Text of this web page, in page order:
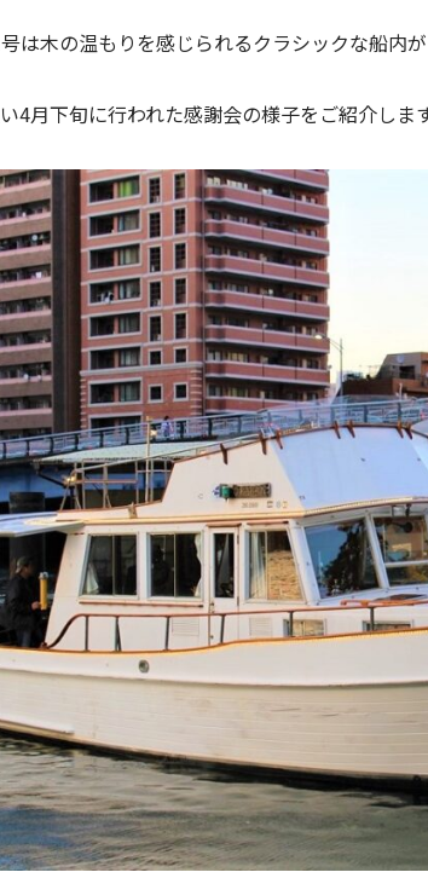
は木の温もりを感じられるクラシックな船内
4月下旬に行われた感謝会の様子をご紹介しま